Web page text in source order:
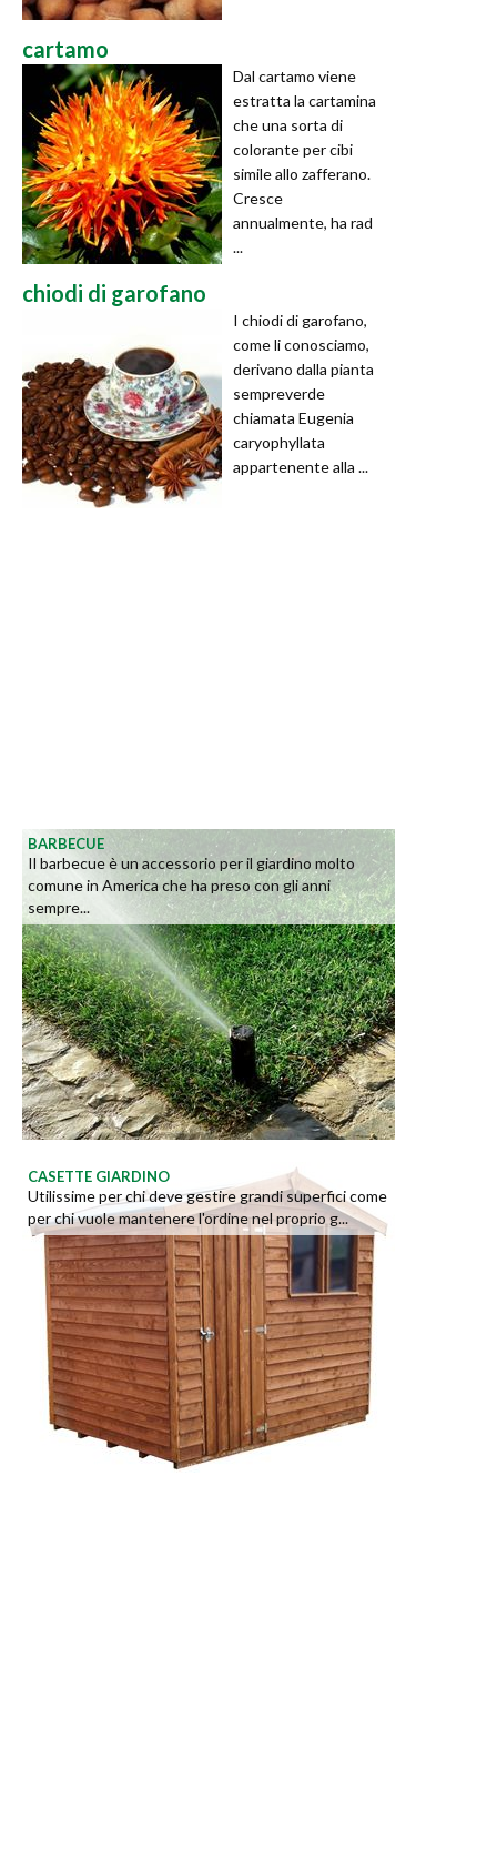
cartamo
Dal cartamo viene
estratta la cartamina
che una sorta di
colorante per cibi
simile allo zafferano.
Cresce
annualmente, ha rad
...
chiodi di garofano
I chiodi di garofano,
come li conosciamo,
derivano dalla pianta
sempreverde
chiamata Eugenia
caryophyllata
appartenente alla ...
BARBECUE
Il barbecue è un accessorio per il giardino molto
comune in America che ha preso con gli anni
sempre...
CASETTE GIARDINO
Utilissime per chi deve gestire grandi superfici come
per chi vuole mantenere l'ordine nel proprio g...